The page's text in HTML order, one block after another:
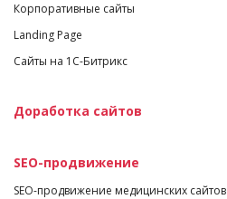
Корпоративные сайты
Landing Page
Сайты на 1С-Битрикс
Доработка сайтов
SEO-продвижение
SEO-продвижение медицинских сайтов